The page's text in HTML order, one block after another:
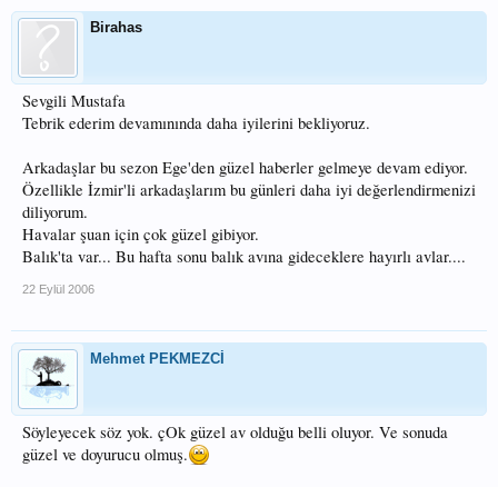
Birahas
Sevgili Mustafa
Tebrik ederim devamınında daha iyilerini bekliyoruz.
Arkadaşlar bu sezon Ege'den güzel haberler gelmeye devam ediyor.
Özellikle İzmir'li arkadaşlarım bu günleri daha iyi değerlendirmenizi
diliyorum.
Havalar şuan için çok güzel gibiyor.
Balık'ta var... Bu hafta sonu balık avına gideceklere hayırlı avlar....
22 Eylül 2006
Mehmet PEKMEZCİ
Söyleyecek söz yok. çOk güzel av olduğu belli oluyor. Ve sonuda
güzel ve doyurucu olmuş.